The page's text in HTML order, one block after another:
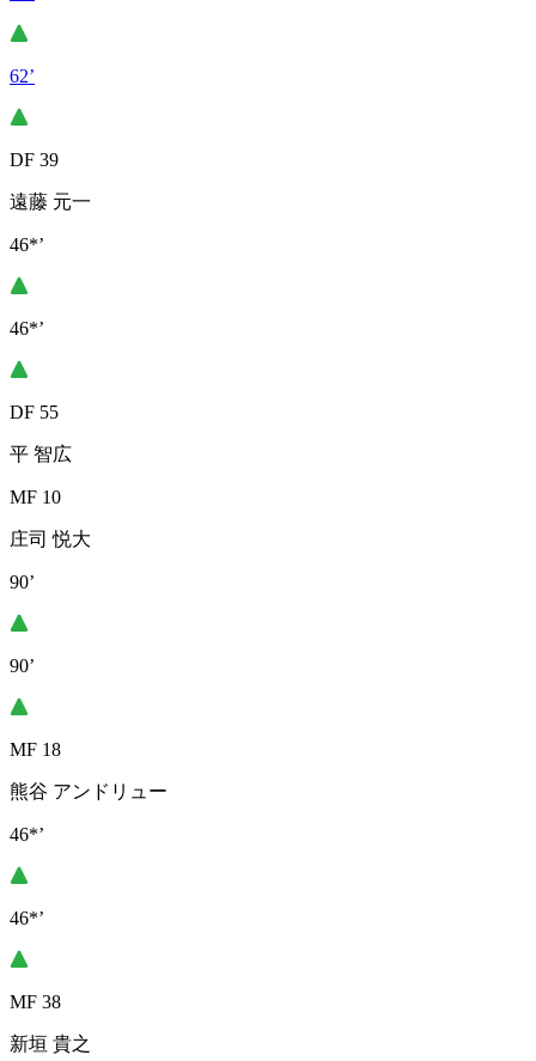
62’
DF 39
遠藤 元一
46*’
46*’
DF 55
平 智広
MF 10
庄司 悦大
90’
90’
MF 18
熊谷 アンドリュー
46*’
46*’
MF 38
新垣 貴之